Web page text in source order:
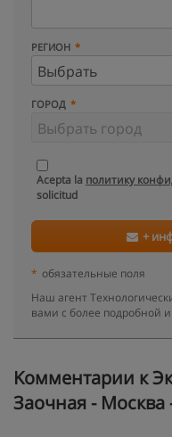
РЕГИОН
ГОРОД
Acepta la политику
solicitud
+
* обязательные поля
Наш агент
вами с более подробной
Kомментарии к
Заочная - Москва